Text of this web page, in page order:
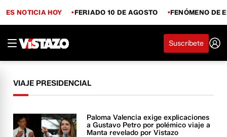
ES NOTICIA HOY FERIADO 10 DE AGOSTO FENÓMENO DE
Suscríbete
VIAJE PRESIDENCIAL
Paloma Valencia exige explicaciones
a Gustavo Petro por polémico viaje a
Manta revelado por Vistazo